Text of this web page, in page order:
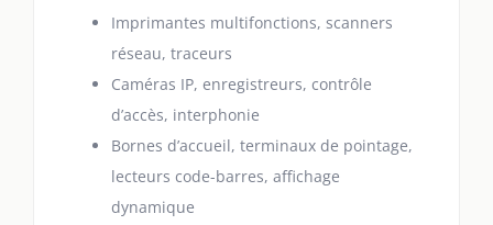
Imprimantes multifonctions, scanners
réseau, traceurs
Caméras IP, enregistreurs, contrôle
d’accès, interphonie
Bornes d’accueil, terminaux de pointage,
lecteurs code-barres, affichage
dynamique